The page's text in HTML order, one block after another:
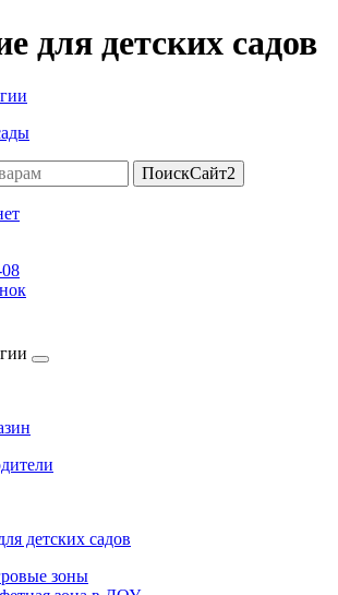
для детских садов
ПоискСайт2
детских садов
зоны